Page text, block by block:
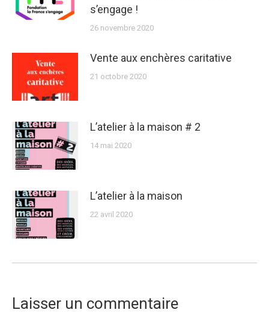
s’engage !
26 novembre 2020
Vente aux enchères caritative
21 octobre 2020
L’atelier à la maison # 2
14 mai 2020
L’atelier à la maison
22 avril 2020
Laisser un commentaire